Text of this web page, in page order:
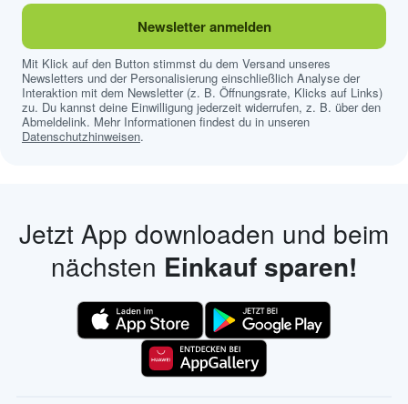
Newsletter anmelden
Mit Klick auf den Button stimmst du dem Versand unseres
Newsletters und der Personalisierung einschließlich Analyse der
Interaktion mit dem Newsletter (z. B. Öffnungsrate, Klicks auf Links)
zu. Du kannst deine Einwilligung jederzeit widerrufen, z. B. über den
Abmeldelink. Mehr Informationen findest du in unseren
Datenschutzhinweisen.
Jetzt App downloaden und beim
nächsten Einkauf sparen!